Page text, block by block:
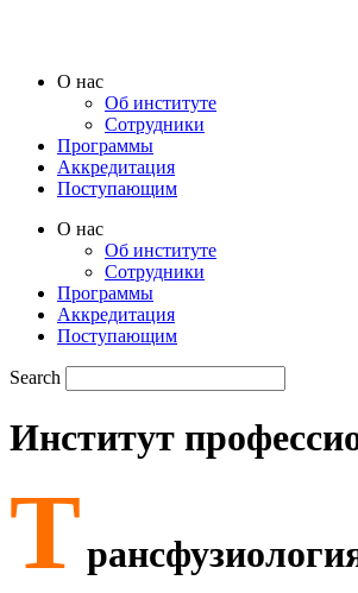
O нас
Oб институте
Сотрудники
Программы
Аккредитация
Поступающим
O нас
Oб институте
Сотрудники
Программы
Аккредитация
Поступающим
Search
Институт
Т